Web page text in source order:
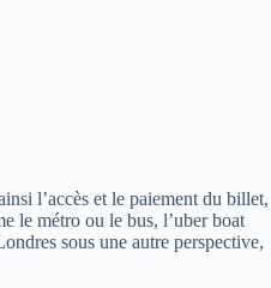
l’accès et le paiement du billet,
le métro ou le bus, l’uber boat
sous une autre perspective,